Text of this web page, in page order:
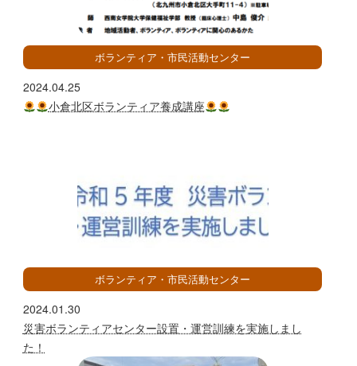
ボランティア・市民活動センター
2024.04.25
小倉北区ボランティア養成講座
ボランティア・市民活動センター
2024.01.30
災害ボランティアセンター設置・運営訓練を実施しまし
た！